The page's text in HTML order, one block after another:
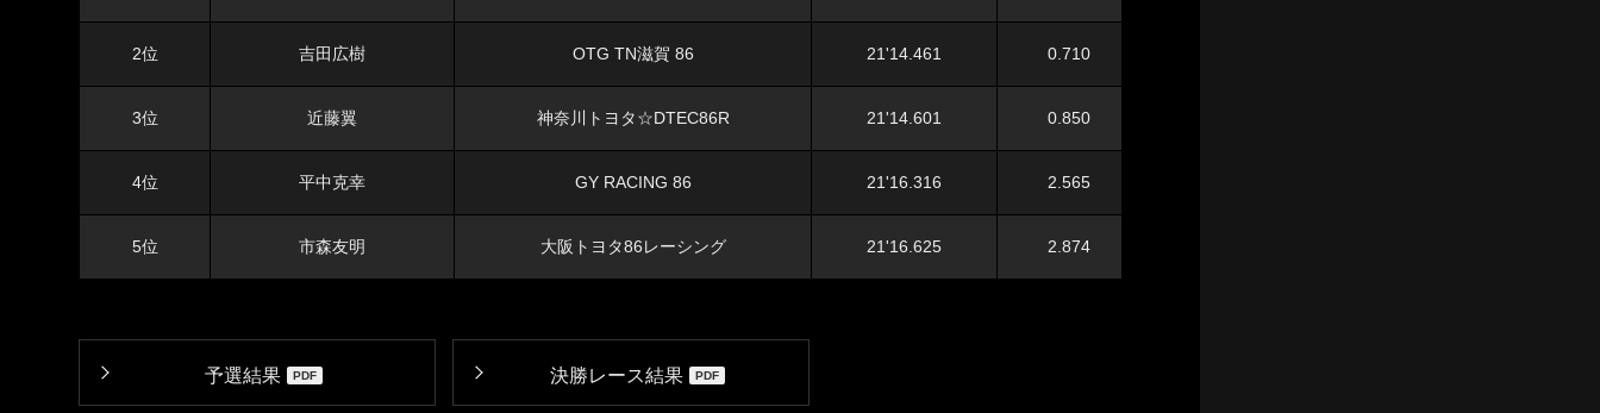
2位 吉田広樹 OTG TN滋賀 86 21'14.461 0.710
3位 近藤翼 神奈川トヨタ☆DTEC86R 21'14.601 0.850
4位 平中克幸 GY RACING 86 21'16.316 2.565
5位 市森友明 大阪トヨタ86レーシング 21'16.625 2.874
予選結果 決勝レース結果